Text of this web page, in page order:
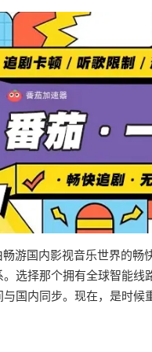
游国内影视音乐世界的
选择那个拥有全球智能
国内同步。现在，是时候